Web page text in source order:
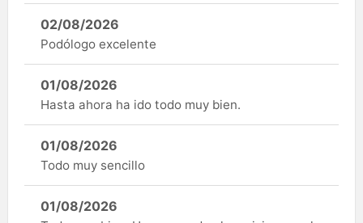
02/08/2026
Podólogo excelente
01/08/2026
Hasta ahora ha ido todo muy bien.
01/08/2026
Todo muy sencillo
01/08/2026